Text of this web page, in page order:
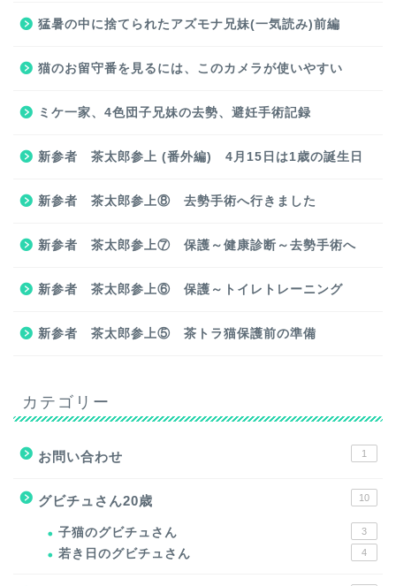
猛暑の中に捨てられたアズモナ兄妹(一気読み)前編
猫のお留守番を見るには、このカメラが使いやすい
ミケ一家、4色団子兄妹の去勢、避妊手術記録
新参者 茶太郎参上 (番外編) 4月15日は1歳の誕生日
新参者 茶太郎参上⑧ 去勢手術へ行きました
新参者 茶太郎参上⑦ 保護～健康診断～去勢手術へ
新参者 茶太郎参上⑥ 保護～トイレトレーニング
新参者 茶太郎参上⑤ 茶トラ猫保護前の準備
カテゴリー
お問い合わせ 1
グビチュさん20歳 10
子猫のグビチュさん 3
若き日のグビチュさん 4